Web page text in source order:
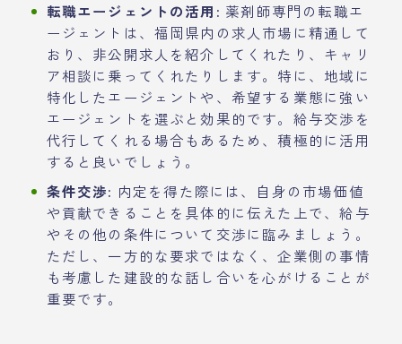
転職エージェントの活用: 薬剤師専門の転職エ
ージェントは、福岡県内の求人市場に精通して
おり、非公開求人を紹介してくれたり、キャリ
ア相談に乗ってくれたりします。特に、地域に
特化したエージェントや、希望する業態に強い
エージェントを選ぶと効果的です。給与交渉を
代行してくれる場合もあるため、積極的に活用
すると良いでしょう。
条件交渉: 内定を得た際には、自身の市場価値
や貢献できることを具体的に伝えた上で、給与
やその他の条件について交渉に臨みましょう。
ただし、一方的な要求ではなく、企業側の事情
も考慮した建設的な話し合いを心がけることが
重要です。